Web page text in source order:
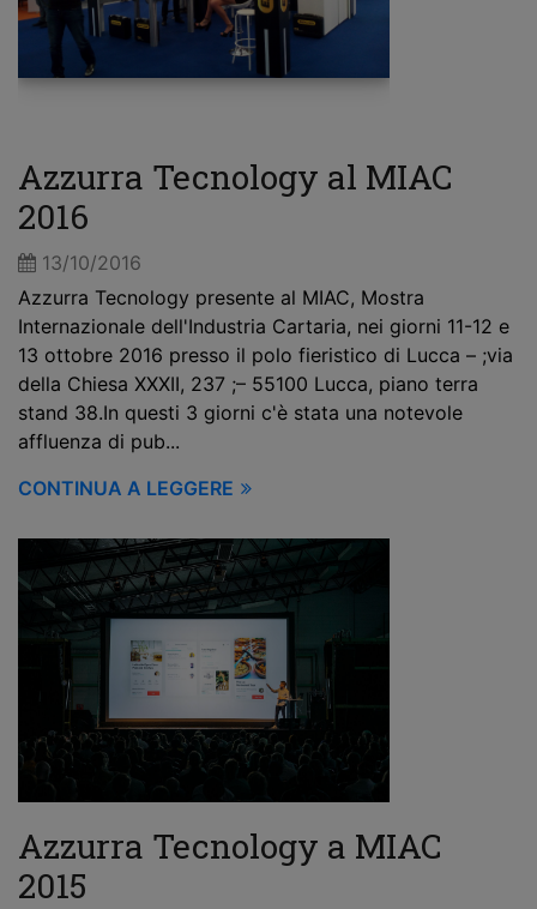
Azzurra Tecnology al MIAC
2016
13/10/2016
Azzurra Tecnology presente al MIAC, Mostra
Internazionale dell'Industria Cartaria, nei giorni 11-12 e
13 ottobre 2016 presso il polo fieristico di Lucca – ;via
della Chiesa XXXII, 237 ;– 55100 Lucca, piano terra
stand 38.In questi 3 giorni c'è stata una notevole
affluenza di pub...
CONTINUA A LEGGERE
Azzurra Tecnology a MIAC
2015